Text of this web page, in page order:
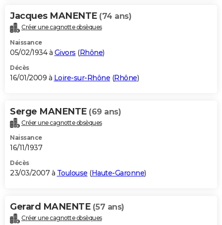
Jacques MANENTE (74 ans)
Créer une cagnotte obsèques
Naissance
05/02/1934 à Givors (Rhône)
Décès
16/01/2009 à Loire-sur-Rhône (Rhône)
Serge MANENTE (69 ans)
Créer une cagnotte obsèques
Naissance
16/11/1937
Décès
23/03/2007 à Toulouse (Haute-Garonne)
Gerard MANENTE (57 ans)
Créer une cagnotte obsèques